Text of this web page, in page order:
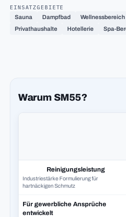
EINSATZGEBIETE
Sauna
Dampfbad Wellnessbereich
Privathaushalte
Hotellerie Spa-
Warum SM55?
Reinigungsleistung
Industriestärke Formulierung für
hartnäckigen Schmutz
Für gewerbliche Ansprüche
entwickelt